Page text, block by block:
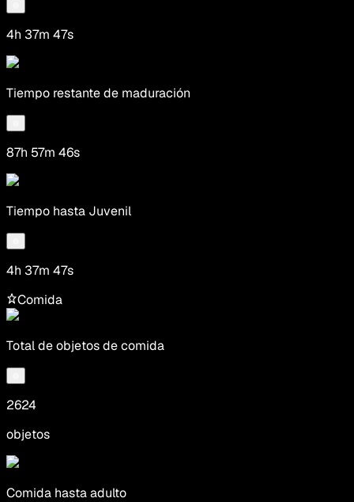
4h 37m 47s
Tiempo restante de maduración
87h 57m 46s
Tiempo hasta Juvenil
4h 37m 47s
Comida
Total de objetos de comida
2624
objetos
Comida hasta adulto